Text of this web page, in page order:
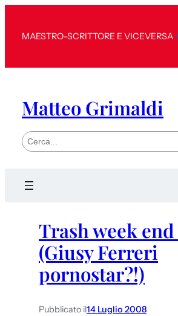
MAESTRO-SCRITTORE E VICEVERSA
Matteo Grimaldi
S
e
Trash week end
(Giusy Ferreri
pornostar?!)
Pubblicato il14 Luglio 2008